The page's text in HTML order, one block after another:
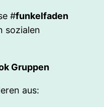
#funkelfaden
sozialen
Gruppen
aus: